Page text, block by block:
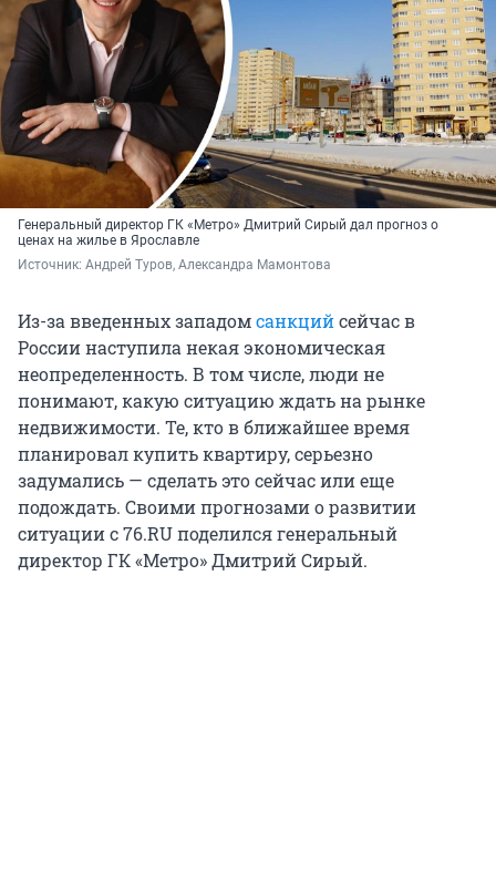
Генеральный директор ГК «Метро» Дмитрий Сирый дал прогноз о
ценах на жилье в Ярославле
Источник: Андрей Туров, Александра Мамонтова
Из-за введенных западомсанкцийсейчас в
России наступила некая экономическая
неопределенность. В том числе, люди не
понимают, какую ситуацию ждать на рынке
недвижимости. Те, кто в ближайшее время
планировал купить квартиру, серьезно
задумались — сделать это сейчас или еще
подождать. Своими прогнозами о развитии
ситуации с 76.RU поделился генеральный
директор ГК «Метро» Дмитрий Сирый.